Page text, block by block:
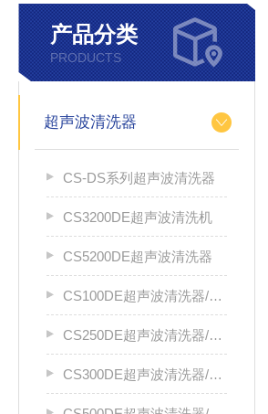
产品分类
PRODUCTS
超声波清洗器
CS-DS系列超声波清洗器
CS3200DE超声波清洗机
CS5200DE超声波清洗器
CS100DE超声波清洗器/清洗机
CS250DE超声波清洗器/清洗机
CS300DE超声波清洗器/清洗机